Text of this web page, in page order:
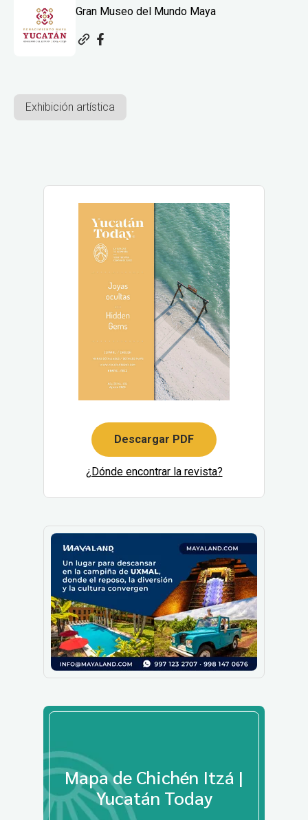
Gran Museo del Mundo Maya
Exhibición artística
Descargar PDF
¿Dónde encontrar la revista?
Mapa de Chichén Itzá |
Yucatán Today